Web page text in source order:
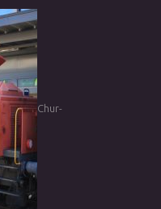
Chur-